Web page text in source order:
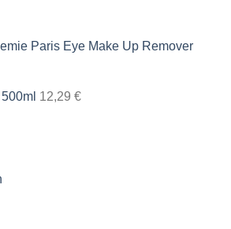
Paris Eye Make Up Remover
12,29 €